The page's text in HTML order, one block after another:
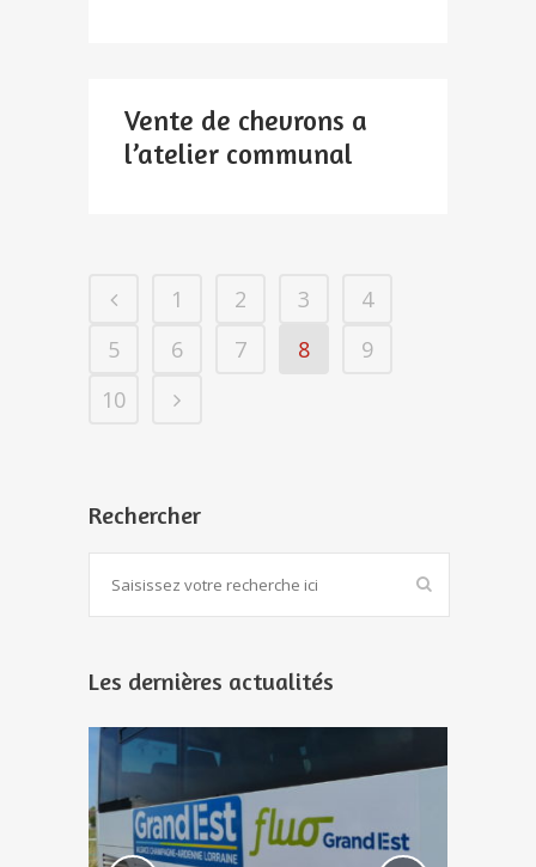
Vente de chevrons a
l’atelier communal
1 2 3
4
5
6 7 8
9
10
Rechercher
Les dernières actualités